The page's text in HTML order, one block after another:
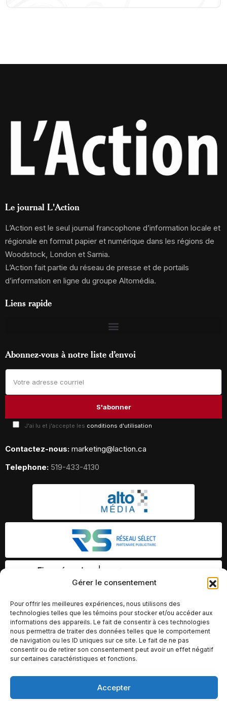
Gérer le consentement
Pour offrir les meilleures expériences, nous utilisons des
technologies telles que les témoins pour stocker et/ou accéder aux
informations des appareils. Le fait de consentir à ces technologies
nous permettra de traiter des données telles que le comportement
de navigation ou les ID uniques sur ce site. Le fait de ne pas
consentir ou de retirer son consentement peut avoir un effet négatif
sur certaines caractéristiques et fonctions.
Accepter
Le journal L'Action
L’Action est le seul journal francophone d’information locale et
régionale en format papier et numérique dans les régions de
Woodstock, London et Sarnia.
L’Action fait partie du réseau de presse et de portails
d’information en ligne du groupe Altomédia.
Liens rapide
Abonnez-vous à notre liste d’envoi
J'ai lu et j'accepte les conditions d'utilisation
Contactez-nous: marketing@laction.ca
Telephone: 519-433-4130
© Copyright 2026 – Altomédia Inc |